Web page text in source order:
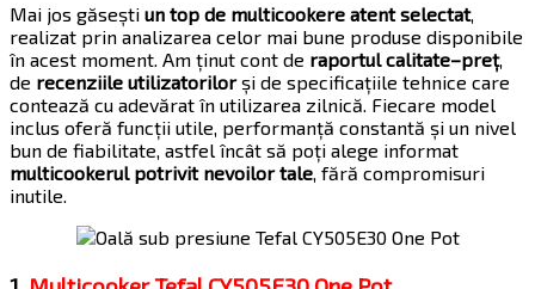
Mai jos găsești un top de multicookere atent selectat,
realizat prin analizarea celor mai bune produse disponibile
în acest moment. Am ținut cont de raportul calitate–preț,
de recenziile utilizatorilorși de specificațiile tehnice care
contează cu adevărat în utilizarea zilnică. Fiecare model
inclus oferă funcții utile, performanță constantă și un nivel
bun de fiabilitate, astfel încât să poți alege informat
multicookerul potrivit nevoilor tale, fără compromisuri
inutile.